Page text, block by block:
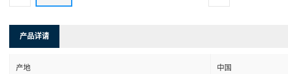
产品详请
产地 中国